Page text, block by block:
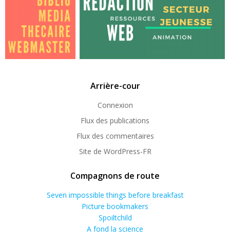
Arrière-cour
Connexion
Flux des publications
Flux des commentaires
Site de WordPress-FR
Compagnons de route
Seven impossible things before breakfast
Picture bookmakers
Spoiltchild
A fond la science